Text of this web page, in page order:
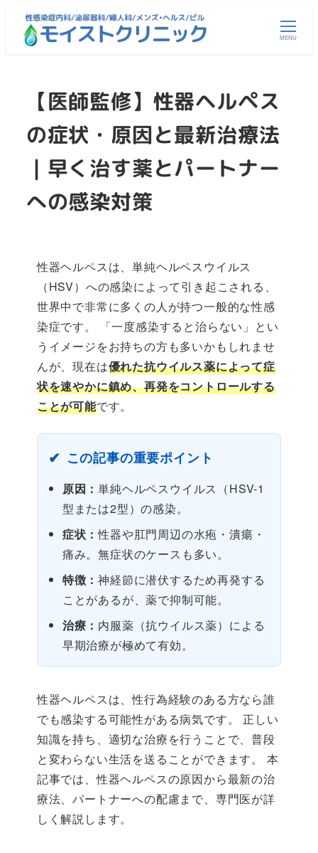
MENU
【医師監修】性器ヘルペス
の症状・原因と最新治療法
｜早く治す薬とパートナー
への感染対策
性器ヘルペスは、単純ヘルペスウイルス
（HSV）への感染によって引き起こされる、
世界中で非常に多くの人が持つ一般的な性感
染症です。 「一度感染すると治らない」とい
うイメージをお持ちの方も多いかもしれませ
んが、現在は優れた抗ウイルス薬によって症
状を速やかに鎮め、再発をコントロールする
ことが可能です。
この記事の重要ポイント
原因：単純ヘルペスウイルス（HSV-1
型または2型）の感染。
症状：性器や肛門周辺の水疱・潰瘍・
痛み。無症状のケースも多い。
特徴：神経節に潜伏するため再発する
ことがあるが、薬で抑制可能。
治療： 内服薬（抗ウイルス薬）による
早期治療が極めて有効。
性器ヘルペスは、性行為経験のある方なら誰
でも感染する可能性がある病気です。 正しい
知識を持ち、適切な治療を行うことで、普段
と変わらない生活を送ることができます。 本
記事では、性器ヘルペスの原因から最新の治
療法、パートナーへの配慮まで、専門医が詳
しく解説します。